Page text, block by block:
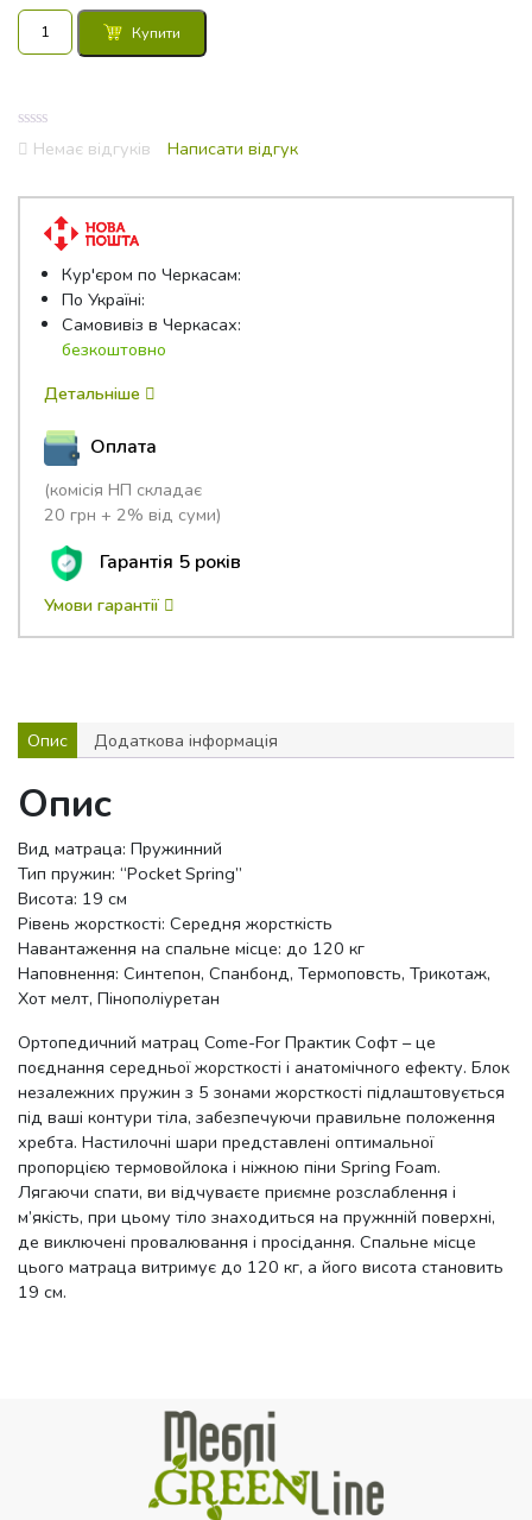
Матрац
Come-
Софт
кількість
Купити
0
out
5
Немає відгуків Написати відгук
Кур'єром по Черкасам:
По Україні:
Самовивіз в Черкасах:
безкоштовно
Детальніше
Оплата
(комісія НП складає
20 грн + 2% від суми)
Гарантія 5 років
Умови гарантії
Опис Додаткова інформація
Опис
Вид матраца: Пружинний
Тип пружин: “Pocket Spring”
Висота: 19 см
Рівень жорсткості: Середня жорсткість
Навантаження на спальне місце: до 120 кг
Наповнення: Синтепон, Спанбонд, Термоповсть, Трикотаж,
Хот мелт, Пінополіуретан
Ортопедичний матрац Come-For Практик Софт – це
поєднання середньої жорсткості і анатомічного ефекту. Блок
незалежних пружин з 5 зонами жорсткості підлаштовується
під ваші контури тіла, забезпечуючи правильне положення
хребта. Настилочні шари представлені оптимальної
пропорцією термовойлока і ніжною піни Spring Foam.
Лягаючи спати, ви відчуваєте приємне розслаблення і
м’якість, при цьому тіло знаходиться на пружнній поверхні,
де виключені провалювання і просідання. Спальне місце
цього матраца витримує до 120 кг, а його висота становить
19 см.